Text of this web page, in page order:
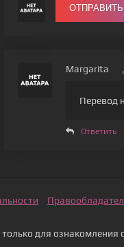
ОТПРАВИТЬ
Margarita
Перевод
Ответить
для